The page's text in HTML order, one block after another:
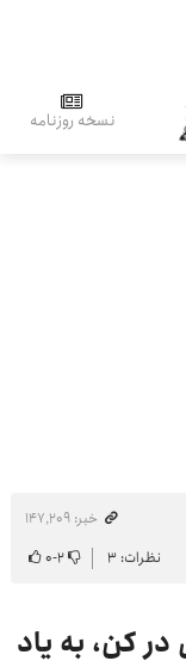
نسخه روزنامه
خبر: ۱۴۷٬۲۰۹
نظرات: ۳ ۲-۰
کن، به یاد